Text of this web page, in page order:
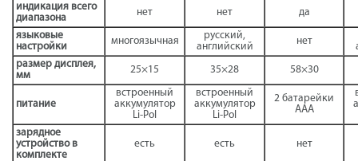
индикация всего
диапазона
нет нет да
языковые
настройки
многоязычная
русский,
английский
нет
размер дисплея,
мм
25×15 35×28 58×30
питание
встроенный
аккумулятор
Li-Pol
встроенный
аккумулятор
Li-Pol
2 батарейки
ААА
зарядное
устройство в
комплекте
есть есть нет